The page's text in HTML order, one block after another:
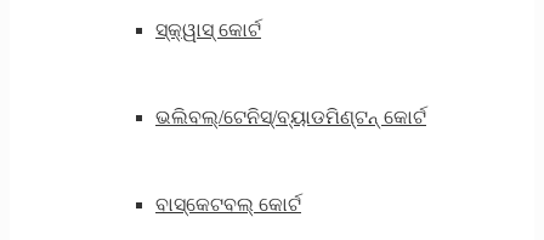
ସ୍କ୍ୱାସ୍ କୋର୍ଟ
ଭଲିବଲ୍/ଟେନିସ୍/ବ୍ୟାଡମିଣ୍ଟନ୍ କୋର୍ଟ
ବାସ୍କେଟବଲ୍ କୋର୍ଟ